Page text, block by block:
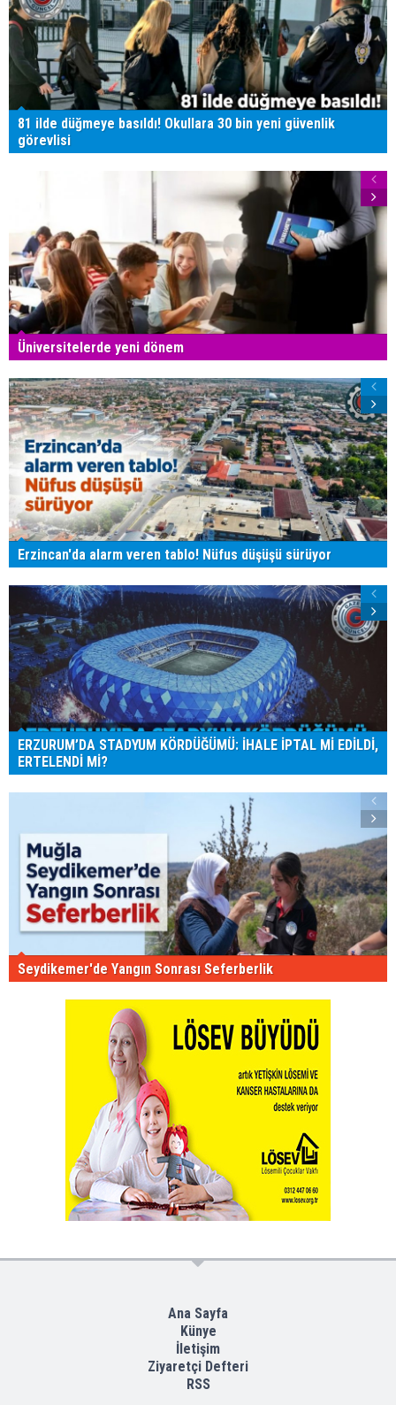
81 ilde düğmeye basıldı! Okullara 30 bin yeni güvenlik
görevlisi
Üniversitelerde yeni dönem
Erzincan'da alarm veren tablo! Nüfus düşüşü sürüyor
ERZURUM’DA STADYUM KÖRDÜĞÜMÜ: İHALE İPTAL Mİ EDİLDİ,
ERTELENDİ Mİ?
Seydikemer'de Yangın Sonrası Seferberlik
Ana Sayfa
Künye
İletişim
Ziyaretçi Defteri
RSS